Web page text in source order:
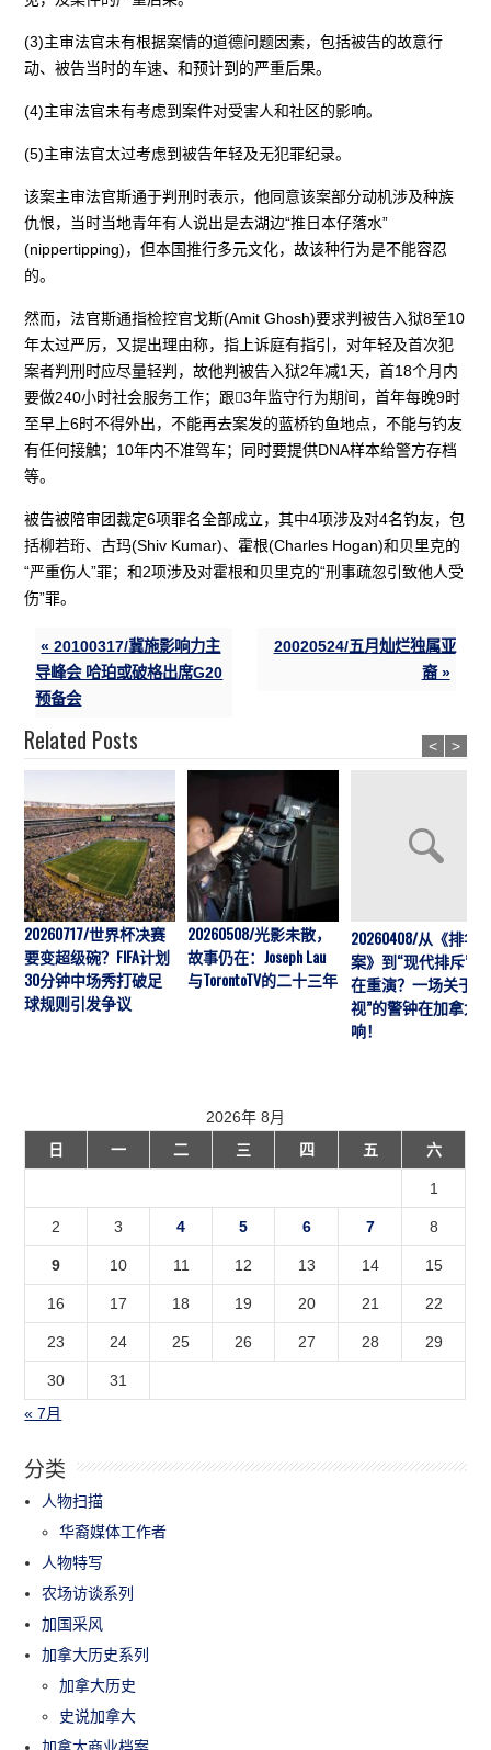
(3)主审法官未有根据案情的道德问题因素，包括被告的故意行
动、被告当时的车速、和预计到的严重后果。
(4)主审法官未有考虑到案件对受害人和社区的影响。
(5)主审法官太过考虑到被告年轻及无犯罪纪录。
该案主审法官斯通于判刑时表示，他同意该案部分动机涉及种族
仇恨，当时当地青年有人说出是去湖边“推日本仔落水”
(nippertipping)，但本国推行多元文化，故该种行为是不能容忍
的。
然而，法官斯通指检控官戈斯(Amit Ghosh)要求判被告入狱8至10
年太过严厉，又提出理由称，指上诉庭有指引，对年轻及首次犯
案者判刑时应尽量轻判，故他判被告入狱2年减1天，首18个月内
要做240小时社会服务工作；跟3年监守行为期间，首年每晚9时
至早上6时不得外出，不能再去案发的蓝桥钓鱼地点，不能与钓友
有任何接触；10年内不准驾车；同时要提供DNA样本给警方存档
等。
被告被陪审团裁定6项罪名全部成立，其中4项涉及对4名钓友，包
括柳若珩、古玛(Shiv Kumar)、霍根(Charles Hogan)和贝里克的
“严重伤人”罪；和2项涉及对霍根和贝里克的“刑事疏忽引致他人受
伤”罪。
« 20100317/冀施影响力主
导峰会 哈珀或破格出席G20
预备会
20020524/五月灿烂独属亚
裔 »
Related Posts
20260717/世界杯决赛
要变超级碗？FIFA计划
30分钟中场秀打破足
球规则引发争议
20260508/光影未散，
故事仍在：Joseph Lau
与TorontoTV的二十三年
20260408/从《排华
案》到“现代排斥”历
在重演？一场关于“
视”的警钟在加拿大
响！
< >
2026年 8月
日
一 二 三 四 五 六
1
2 3 4 5 6 7 8
9 10 11 12 13 14 15
16 17 18 19 20 21 22
23 24 25 26 27 28 29
30
31
« 7月
分类
人物扫描
华裔媒体工作者
人物特写
农场访谈系列
加国采风
加拿大历史系列
加拿大历史
史说加拿大